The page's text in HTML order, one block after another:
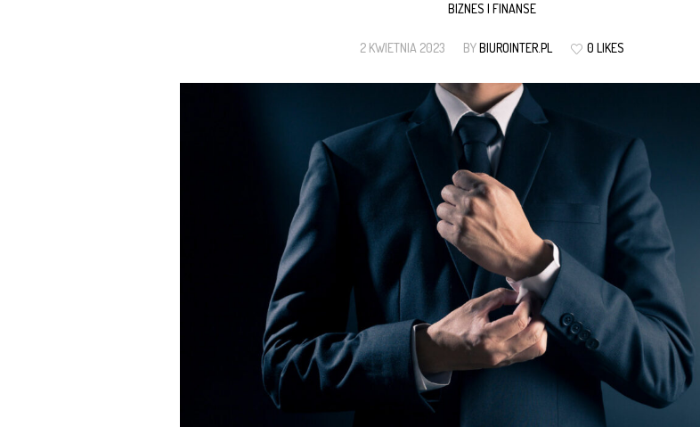
BIZNES I FINANSE
2 KWIETNIA 2023 BYBIUROINTER.PL 0 LIKES